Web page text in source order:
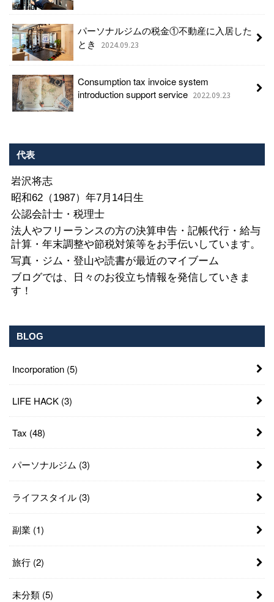
パーソナルジムの税金①不動産に入居した
とき
2024.09.23
Consumption tax invoice system
introduction support service 2022.09.23
代表
岩沢将志
昭和62（1987）年7月14日生
公認会計士・税理士
法人やフリーランスの方の決算申告・記帳代行・給与
計算・年末調整や節税対策等をお手伝いしています。
写真・ジム・登山や読書が最近のマイブーム
ブログでは、日々のお役立ち情報を発信していきま
す！
BLOG
Incorporation (5)
LIFE HACK (3)
Tax (48)
パーソナルジム (3)
ライフスタイル (3)
副業 (1)
旅行 (2)
未分類 (5)